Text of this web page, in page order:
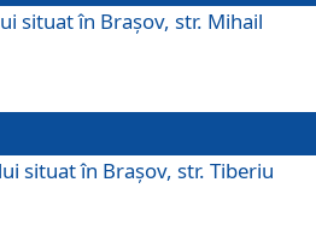
situat în Braşov, str. Mihail
situat în Braşov, str. Tiberiu